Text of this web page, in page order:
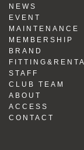
NEWS
EVENT
MAINTENANCE
MEMBERSHIP
BRAND
STAFF
CLUB TEAM
ABOUT
ACCESS
CONTACT